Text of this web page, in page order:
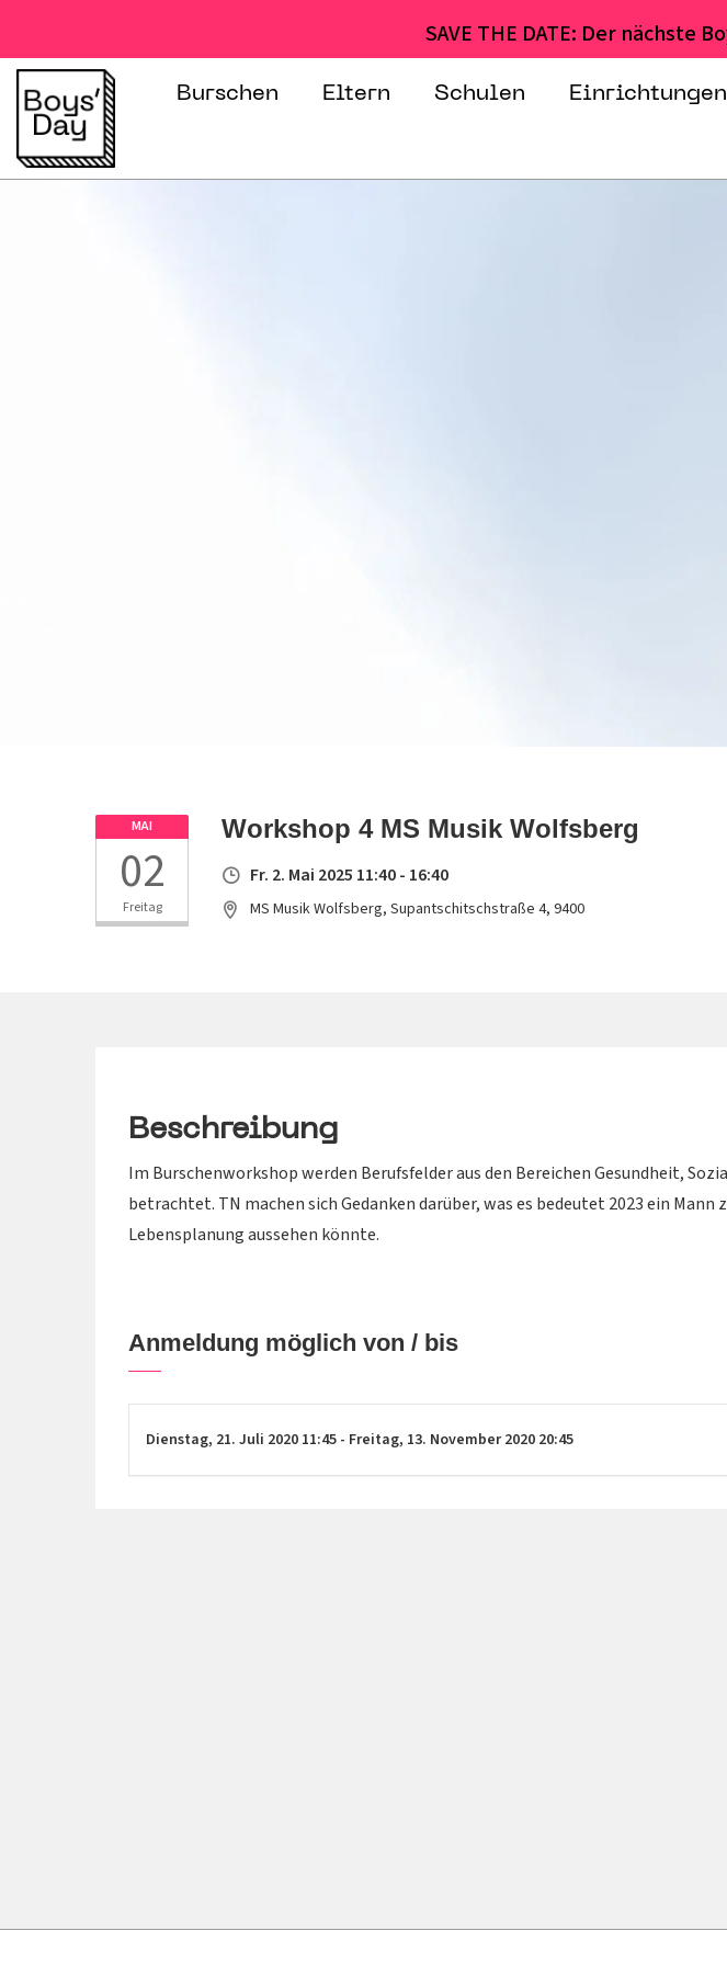
SAVE THE DATE: Der nächste
Burschen Eltern Schulen Einrichtungen
MAI
02
Freitag
Workshop 4 MS Musik Wolfsberg
Fr. 2. Mai 2025 11:40 - 16:40
MS Musik Wolfsberg, Supantschitschstraße 4, 9400
Beschreibung
Im Burschenworkshop werden Berufsfelder aus den Bereichen Gesundheit,
betrachtet. TN machen sich Gedanken darüber, was es bedeutet 2023 ein Mann
Lebensplanung aussehen könnte.
Anmeldung möglich von / bis
Dienstag, 21. Juli 2020 11:45 - Freitag, 13. November 2020 20:45